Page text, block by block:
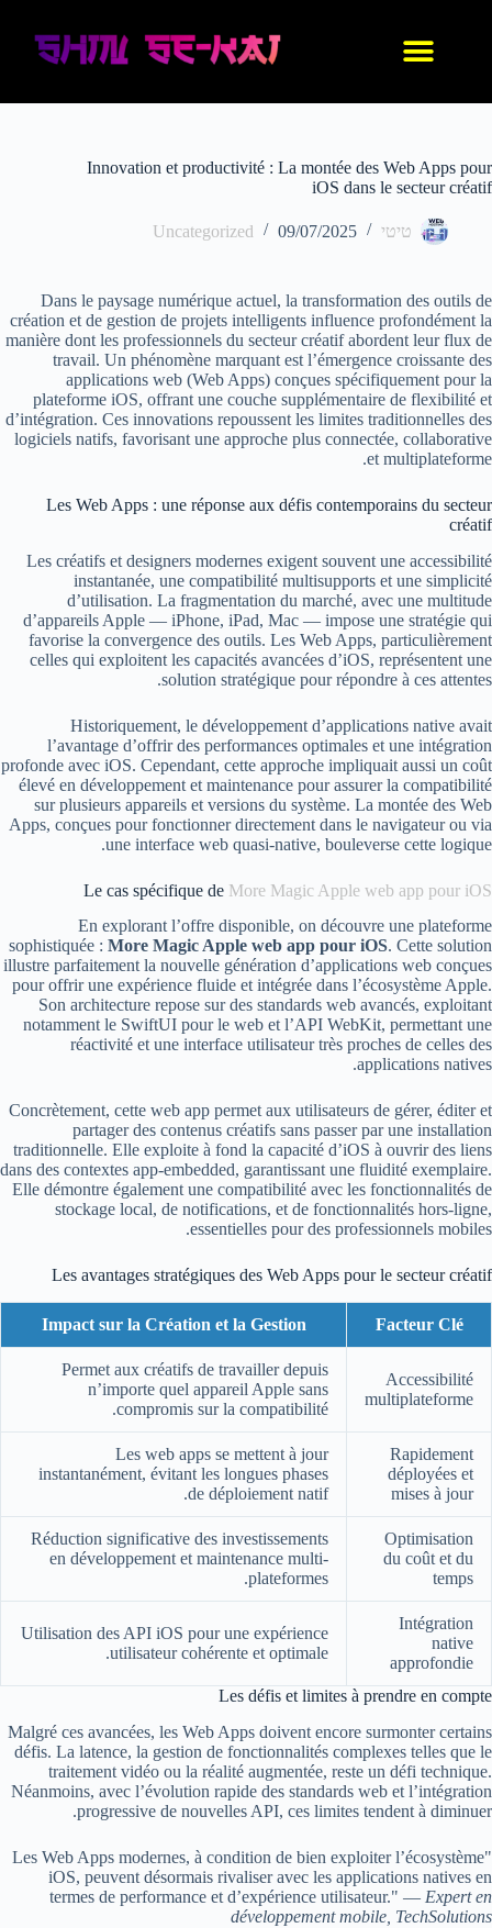
Innovation et productivité : La montée des Web Apps pour
iOS dans le secteur créatif
טיטי 09/07/2025
Uncategorized
Dans le paysage numérique actuel, la transformation des outils de
création et de gestion de projets intelligents influence profondément la
manière dont les professionnels du secteur créatif abordent leur flux de
travail. Un phénomène marquant est l’émergence croissante des
applications web (Web Apps) conçues spécifiquement pour la
plateforme iOS, offrant une couche supplémentaire de flexibilité et
d’intégration. Ces innovations repoussent les limites traditionnelles des
logiciels natifs, favorisant une approche plus connectée, collaborative
et multiplateforme.
Les Web Apps : une réponse aux défis contemporains du secteur
créatif
Les créatifs et designers modernes exigent souvent une accessibilité
instantanée, une compatibilité multisupports et une simplicité
d’utilisation. La fragmentation du marché, avec une multitude
d’appareils Apple — iPhone, iPad, Mac — impose une stratégie qui
favorise la convergence des outils. Les Web Apps, particulièrement
celles qui exploitent les capacités avancées d’iOS, représentent une
solution stratégique pour répondre à ces attentes.
Historiquement, le développement d’applications native avait
l’avantage d’offrir des performances optimales et une intégration
profonde avec iOS. Cependant, cette approche impliquait aussi un coût
élevé en développement et maintenance pour assurer la compatibilité
sur plusieurs appareils et versions du système. La montée des Web
Apps, conçues pour fonctionner directement dans le navigateur ou via
une interface web quasi-native, bouleverse cette logique.
Le cas spécifique de More Magic Apple web app pour iOS
En explorant l’offre disponible, on découvre une plateforme
sophistiquée : More Magic Apple web app pour iOS. Cette solution
illustre parfaitement la nouvelle génération d’applications web conçues
pour offrir une expérience fluide et intégrée dans l’écosystème Apple.
Son architecture repose sur des standards web avancés, exploitant
notamment le SwiftUI pour le web et l’API WebKit, permettant une
réactivité et une interface utilisateur très proches de celles des
applications natives.
Concrètement, cette web app permet aux utilisateurs de gérer, éditer et
partager des contenus créatifs sans passer par une installation
traditionnelle. Elle exploite à fond la capacité d’iOS à ouvrir des liens
dans des contextes app-embedded, garantissant une fluidité exemplaire.
Elle démontre également une compatibilité avec les fonctionnalités de
stockage local, de notifications, et de fonctionnalités hors-ligne,
essentielles pour des professionnels mobiles.
Les avantages stratégiques des Web Apps pour le secteur créatif
Facteur Clé
Impact sur la Création et la Gestion
Accessibilité
multiplateforme
Permet aux créatifs de travailler depuis
n’importe quel appareil Apple sans
compromis sur la compatibilité.
Rapidement
déployées et
mises à jour
Les web apps se mettent à jour
instantanément, évitant les longues phases
de déploiement natif.
Optimisation
du coût et du
temps
Réduction significative des investissements
en développement et maintenance multi-
plateformes.
Intégration
native
approfondie
Utilisation des API iOS pour une expérience
utilisateur cohérente et optimale.
Les défis et limites à prendre en compte
Malgré ces avancées, les Web Apps doivent encore surmonter certains
défis. La latence, la gestion de fonctionnalités complexes telles que le
traitement vidéo ou la réalité augmentée, reste un défi technique.
Néanmoins, avec l’évolution rapide des standards web et l’intégration
progressive de nouvelles API, ces limites tendent à diminuer.
"Les Web Apps modernes, à condition de bien exploiter l’écosystème
iOS, peuvent désormais rivaliser avec les applications natives en
termes de performance et d’expérience utilisateur." — Expert en
développement mobile, TechSolutions